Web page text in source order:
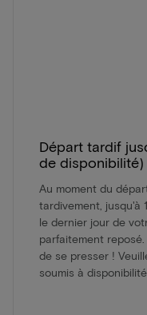
Départ tardif
de disponibilité)
Au moment du
tardivement, jusqu'à
le dernier jour de
parfaitement
de se presser !
soumis à disponibilité.